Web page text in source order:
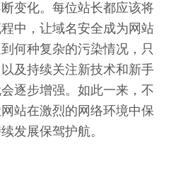
变化。每位站长都应该将
中，让域名安全成为网站
何种复杂的污染情况，只
及持续关注新技术和新手
逐步增强。如此一来，不
站在激烈的网络环境中保
发展保驾护航。